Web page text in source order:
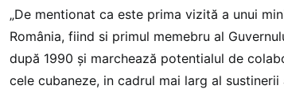
„De mentionat ca este prima vizită a unui
România, fiind si primul memebru al
după 1990 și marchează potentialul de
cele cubaneze, in cadrul mai larg al